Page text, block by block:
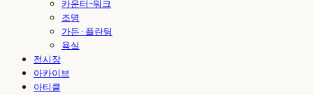
카운터-워크
조명
가든 · 플란팅
욕실
전시장
아카이브
아티클